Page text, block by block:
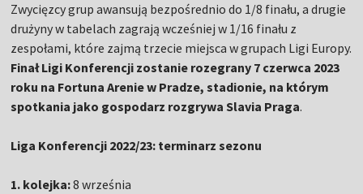
Zwycięzcy grup awansują bezpośrednio do 1/8 finału, a drugie
drużyny w tabelach zagrają wcześniej w 1/16 finału z
zespołami, które zajmą trzecie miejsca w grupach Ligi Europy.
Finał Ligi Konferencji zostanie rozegrany 7 czerwca 2023
roku na Fortuna Arenie w Pradze, stadionie, na którym
spotkania jako gospodarz rozgrywa Slavia Praga.
Liga Konferencji 2022/23: terminarz sezonu
1. kolejka:8 września